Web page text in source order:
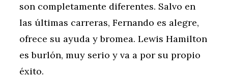
son completamente diferentes. Salvo en
las últimas carreras, Fernando es alegre,
ofrece su ayuda y bromea. Lewis Hamilton
es burlón, muy serio y va a por su propio
éxito.